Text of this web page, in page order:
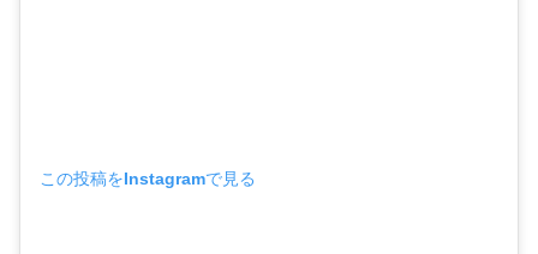
この投稿をInstagramで見る